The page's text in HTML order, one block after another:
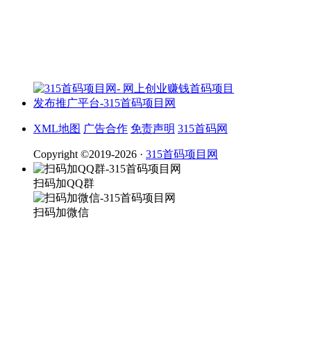
XML地图 广告合作 免责声明 315首码网
Copyright ©2019-2026 · 315首码项目网
扫码加QQ群
扫码加微信